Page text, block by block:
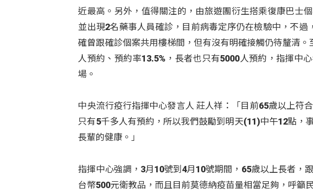
近最高。另外，值得關注的，由旅遊團衍生搭乘復康巴士
並出現2名藥事人員確診，目前病毒定序仍在檢驗中，不
確曾跟確診個案共用樓梯間，但有沒有明確接觸仍待釐清
人預約、預約率13.5%，長者也只有5000人預約，指揮中
場。
中央流行疫行指揮中心發言人 莊人祥：「目前65歲以上符
只有5千多人有預約，所以我們鼓勵到明天(11)中午12點，
長輩的健康。」
指揮中心強調，3月10號到4月10號期間，65歲以上長者，
台幣500元衛教品，而且目前莫德納疫苗量相當足夠，呼籲